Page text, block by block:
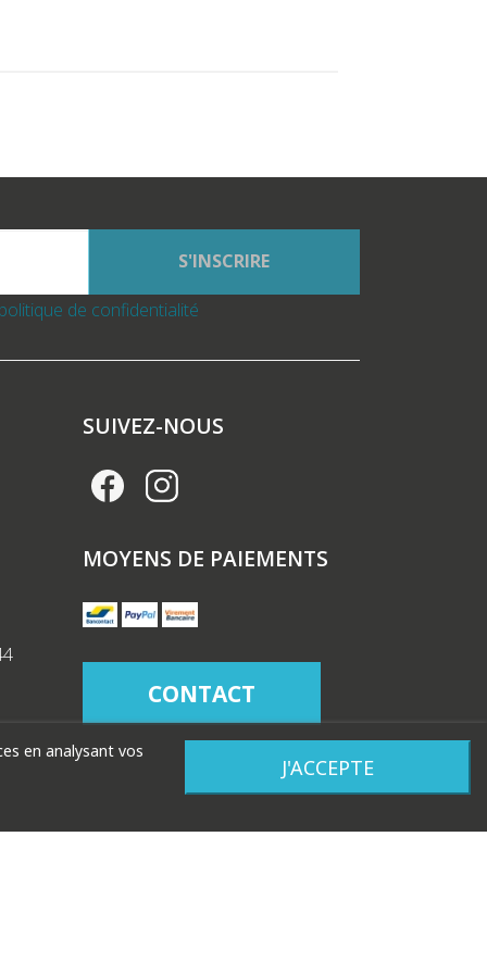
S'INSCRIRE
politique de confidentialité
en analysant vos
J'ACCEPTE
SUIVEZ-NOUS
MOYENS DE PAIEMENTS
CONTACT